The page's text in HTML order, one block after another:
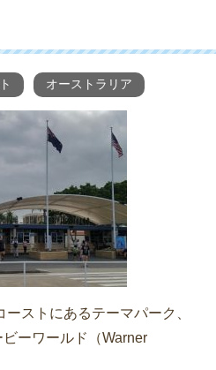
オーストラリア
ストにあるテーマパーク、
ーワールド（Warner